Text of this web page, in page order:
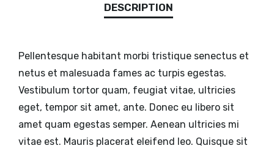
Pellentesque habitant morbi tristique senectus et
netus et malesuada fames ac turpis egestas.
Vestibulum tortor quam, feugiat vitae, ultricies
eget, tempor sit amet, ante. Donec eu libero sit
amet quam egestas semper. Aenean ultricies mi
vitae est. Mauris placerat eleifend leo. Quisque sit